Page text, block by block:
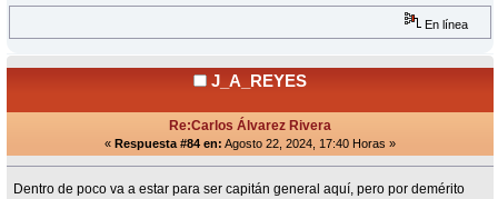
En línea
J_A_REYES
Re:Carlos Álvarez Rivera
« Respuesta #84 en: Agosto 22, 2024, 17:40 Horas »
Dentro de poco va a estar para ser capitán general aquí, pero por demérito